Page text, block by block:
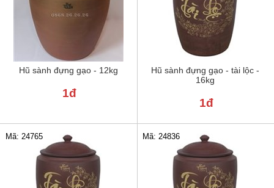
Hũ sành đựng gạo - 12kg
1đ
Hũ sành đựng gạo - tài lộc -
16kg
1đ
Mã: 24765 Mã: 24836